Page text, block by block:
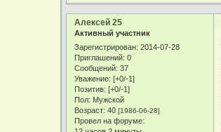
Алексей 25
Активный участник
Зарегистрирован: 2014-07-28
Приглашений: 0
Сообщений: 37
Уважение: [+0/-1]
Позитив: [+0/-1]
Пол: Мужской
Возраст: 40[1986-06-28]
Провел на форуме: